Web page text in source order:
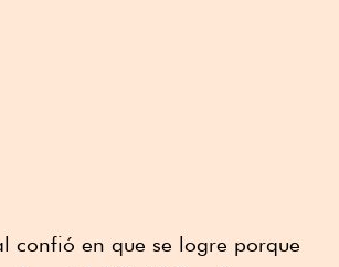
confió en que se logre porque